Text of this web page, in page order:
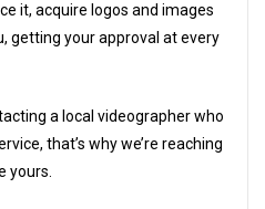
it, acquire logos and images
getting your approval at every
a local videographer who
that’s why we’re reaching
yours.